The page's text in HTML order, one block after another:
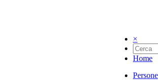
×
Home
Persone